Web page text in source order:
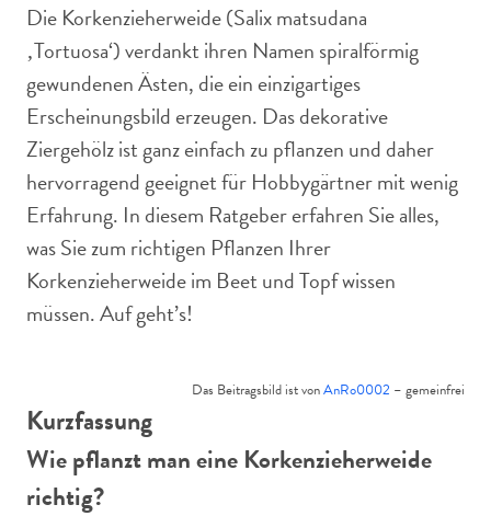
Die Korkenzieherweide (Salix matsudana
‚Tortuosa‘) verdankt ihren Namen spiralförmig
gewundenen Ästen, die ein einzigartiges
Erscheinungsbild erzeugen. Das dekorative
Ziergehölz ist ganz einfach zu pflanzen und daher
hervorragend geeignet für Hobbygärtner mit wenig
Erfahrung. In diesem Ratgeber erfahren Sie alles,
was Sie zum richtigen Pflanzen Ihrer
Korkenzieherweide im Beet und Topf wissen
müssen. Auf geht’s!
Das Beitragsbild ist vonAnRo0002 – gemeinfrei
Kurzfassung
Wie pflanzt man eine Korkenzieherweide
richtig?